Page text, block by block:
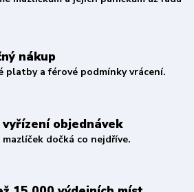
nákup
platby a férové podmínky vrácení.
vyřízení objednávek
mazlíček dočká co nejdříve.